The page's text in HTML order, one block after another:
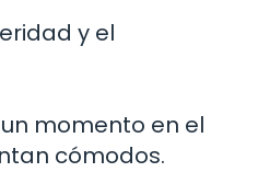
y el
momento en el
cómodos.